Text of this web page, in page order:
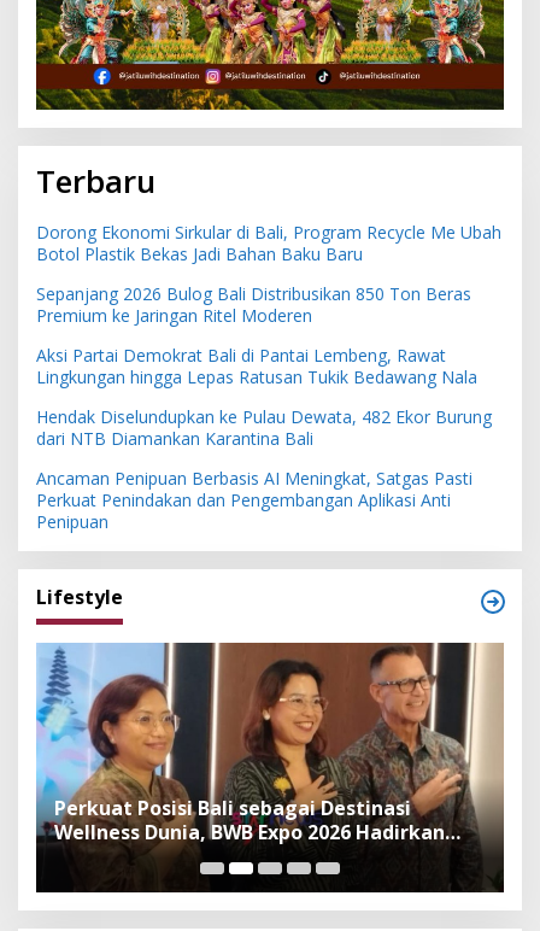
Terbaru
Dorong Ekonomi Sirkular di Bali, Program Recycle Me Ubah
Botol Plastik Bekas Jadi Bahan Baku Baru
Sepanjang 2026 Bulog Bali Distribusikan 850 Ton Beras
Premium ke Jaringan Ritel Moderen
Aksi Partai Demokrat Bali di Pantai Lembeng, Rawat
Lingkungan hingga Lepas Ratusan Tukik Bedawang Nala
Hendak Diselundupkan ke Pulau Dewata, 482 Ekor Burung
dari NTB Diamankan Karantina Bali
Ancaman Penipuan Berbasis AI Meningkat, Satgas Pasti
Perkuat Penindakan dan Pengembangan Aplikasi Anti
Penipuan
Lifestyle
Perkuat Posisi Bali sebagai Destinasi
Wellness Dunia, BWB Expo 2026 Hadirkan
Exhibitor Nasional dan Global